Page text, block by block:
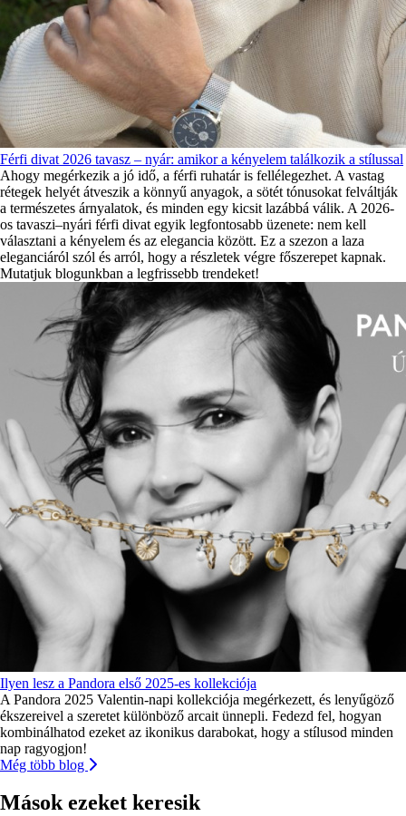
Férfi divat 2026 tavasz – nyár: amikor a kényelem találkozik a stílussal
Ahogy megérkezik a jó idő, a férfi ruhatár is fellélegezhet. A vastag
rétegek helyét átveszik a könnyű anyagok, a sötét tónusokat felváltják
a természetes árnyalatok, és minden egy kicsit lazábbá válik. A 2026-
os tavaszi–nyári férfi divat egyik legfontosabb üzenete: nem kell
választani a kényelem és az elegancia között. Ez a szezon a laza
eleganciáról szól és arról, hogy a részletek végre főszerepet kapnak.
Mutatjuk blogunkban a legfrissebb trendeket!
Ilyen lesz a Pandora első 2025-es kollekciója
A Pandora 2025 Valentin-napi kollekciója megérkezett, és lenyűgöző
ékszereivel a szeretet különböző arcait ünnepli. Fedezd fel, hogyan
kombinálhatod ezeket az ikonikus darabokat, hogy a stílusod minden
nap ragyogjon!
Még több blog
Mások ezeket keresik